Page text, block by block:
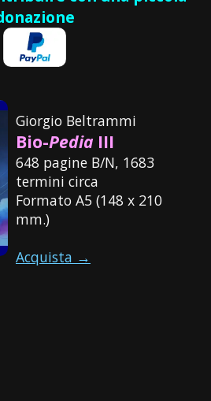
Giorgio Beltrammi
Bio-Pedia III
648 pagine B/N, 1683
termini circa
Formato A5 (148 x 210
mm.)
Acquista →